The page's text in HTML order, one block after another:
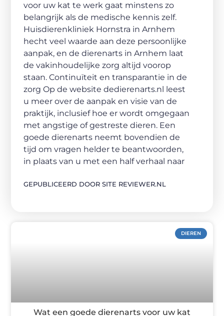
voor uw kat te werk gaat minstens zo
belangrijk als de medische kennis zelf.
Huisdierenkliniek Hornstra in Arnhem
hecht veel waarde aan deze persoonlijke
aanpak, en de dierenarts in Arnhem laat
de vakinhoudelijke zorg altijd voorop
staan. Continuïteit en transparantie in de
zorg Op de website dedierenarts.nl leest
u meer over de aanpak en visie van de
praktijk, inclusief hoe er wordt omgegaan
met angstige of gestreste dieren. Een
goede dierenarts neemt bovendien de
tijd om vragen helder te beantwoorden,
in plaats van u met een half verhaal naar
GEPUBLICEERD DOOR SITE REVIEWER.NL
DIEREN
Wat een goede dierenarts voor uw kat